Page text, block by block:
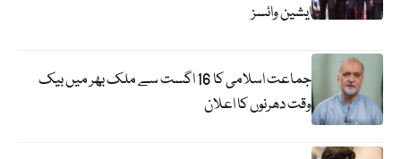
ایشین وائسز
جماعت اسلامی کا 16 اگست سے ملک بھر میں بیک
وقت دھرنوں کا اعلان